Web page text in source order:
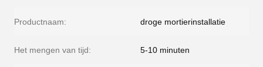
Productnaam: droge mortierinstallatie
Het mengen van tijd: 5-10 minuten